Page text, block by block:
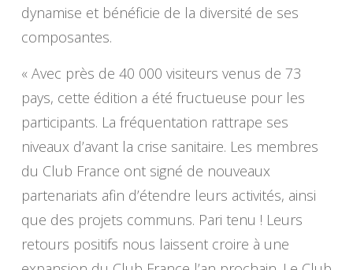
dynamise et bénéficie de la diversité de ses
composantes.
« Avec près de 40 000 visiteurs venus de 73
pays, cette édition a été fructueuse pour les
participants. La fréquentation rattrape ses
niveaux d’avant la crise sanitaire. Les membres
du Club France ont signé de nouveaux
partenariats afin d’étendre leurs activités, ainsi
que des projets communs. Pari tenu ! Leurs
retours positifs nous laissent croire à une